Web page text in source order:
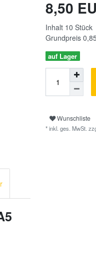
8,50
Inhalt 10 Stück
Grundpreis
auf Lager
Wunschliste
* inkl. ges. MwSt.